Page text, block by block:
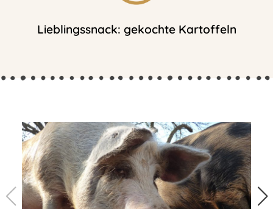
Lieblingssnack: gekochte Kartoffeln